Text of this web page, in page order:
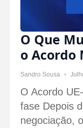
O Que
o Acordo
Sandro Sousa
O Acordo
fase Depois
negociação,